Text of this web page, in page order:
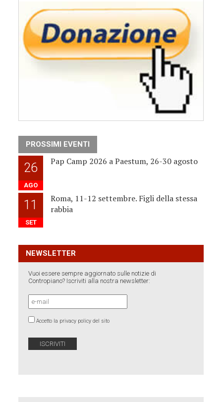
PROSSIMI EVENTI
26
AGO
Pap Camp 2026 a Paestum, 26-30 agosto
11
SET
Roma, 11-12 settembre. Figli della stessa
rabbia
NEWSLETTER
Vuoi essere sempre aggiornato sulle notizie di
Contropiano? Iscriviti alla nostra newsletter:
Accetto la privacy policy del sito